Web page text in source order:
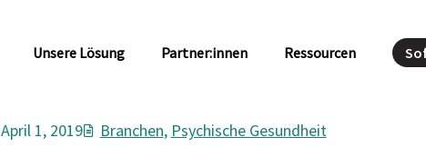
Unsere Lösung Partner:innen Ressourcen
April 1, 2019 Branchen, Psychische Gesundheit